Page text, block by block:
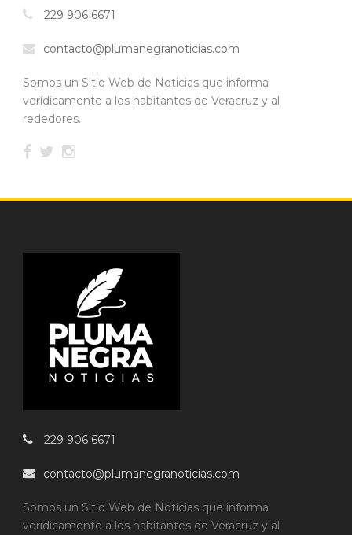
229 906 6671
contacto@plumanegranoticias.com
Somos un Sitio Web de Noticias que informa
verídicamente a los habitantes de Veracruz y al
rededores.
229 906 6671
contacto@plumanegranoticias.com
Somos un Sitio Web de Noticias que informa
verídicamente a los habitantes de Veracruz y al